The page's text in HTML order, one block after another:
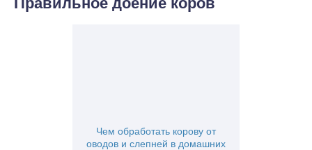
Чем обработать корову от
оводов и слепней в домашних